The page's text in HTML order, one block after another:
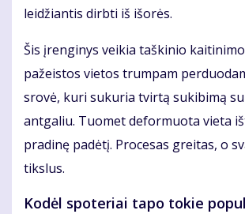
leidžiantis dirbti iš išorės.
Šis įrenginys veikia taškinio
pažeistos vietos trumpam
srovė, kuri sukuria tvirtą sukibimą
antgaliu. Tuomet deformuota vieta
pradinę padėtį. Procesas greitas, o
tikslus.
Kodėl spoteriai tapo tokie